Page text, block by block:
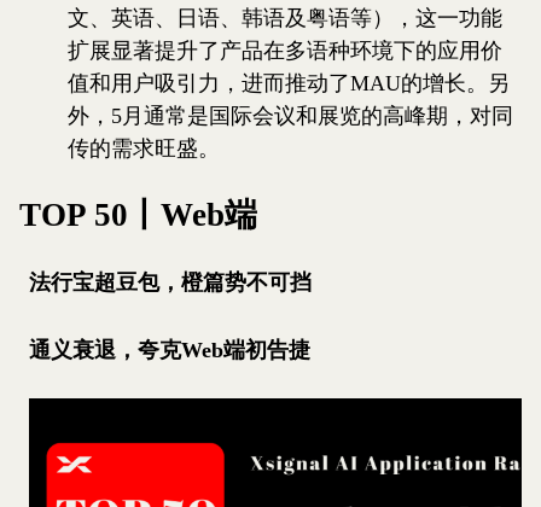
文、英语、日语、韩语及粤语等），这一功能
扩展显著提升了产品在多语种环境下的应用价
值和用户吸引力，进而推动了MAU的增长。另
外，5月通常是国际会议和展览的高峰期，对同
传的需求旺盛。
TOP 50丨Web端
法行宝超豆包，橙篇势不可挡
通义衰退，夸克Web端初告捷